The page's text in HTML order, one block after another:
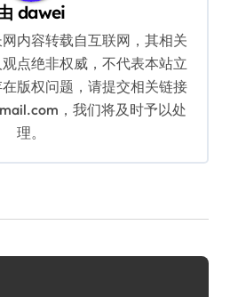
dawei
网内容转载自互联网，其相关
点绝非权威，不代表本站立
版权问题，请提交相关链接
，我们将及时予以处
理。